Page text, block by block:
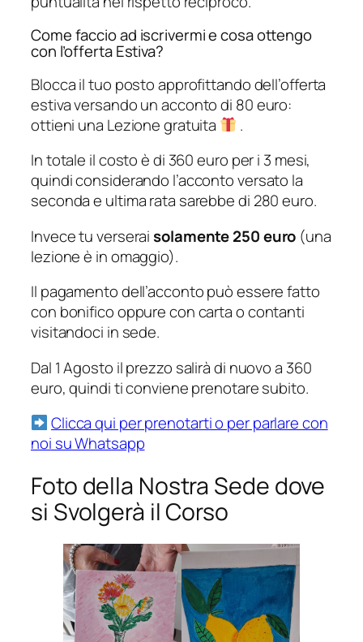
Come faccio ad iscrivermi e cosa ottengo
con l’offerta Estiva?
Blocca il tuo posto approfittando dell’offerta
estiva versando un acconto di 80 euro:
ottieni una Lezione gratuita
.
In totale il costo è di 360 euro per i 3 mesi,
quindi considerando l’acconto versato la
seconda e ultima rata sarebbe di 280 euro.
Invece tu verseraisolamente 250 euro (una
lezione è in omaggio).
Il pagamento dell’acconto può essere fatto
con bonifico oppure con carta o contanti
visitandoci in sede.
Dal 1 Agosto il prezzo salirà di nuovo a 360
euro, quindi ti conviene prenotare subito.
Clicca qui per prenotarti o per parlare con
noi su Whatsapp
Foto della Nostra Sede dove
si Svolgerà il Corso